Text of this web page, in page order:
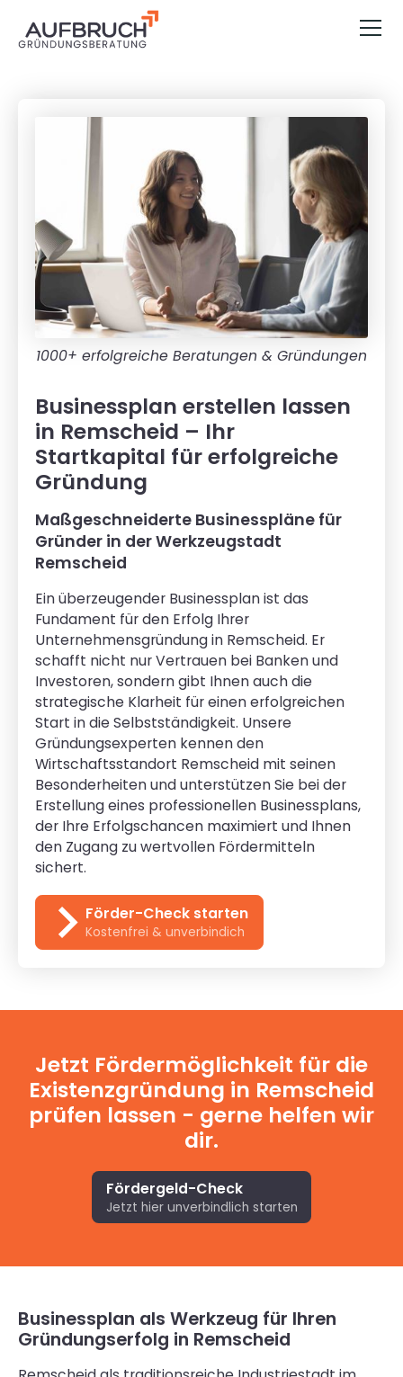
Businessplan erstellen lassen
in Remscheid – Ihr
Startkapital für erfolgreiche
Gründung
Maßgeschneiderte Businesspläne für
Gründer in der Werkzeugstadt
Remscheid
Ein überzeugender Businessplan ist das
Fundament für den Erfolg Ihrer
Unternehmensgründung in Remscheid. Er
schafft nicht nur Vertrauen bei Banken und
Investoren, sondern gibt Ihnen auch die
strategische Klarheit für einen erfolgreichen
Start in die Selbstständigkeit. Unsere
Gründungsexperten kennen den
Wirtschaftsstandort Remscheid mit seinen
Besonderheiten und unterstützen Sie bei der
Erstellung eines professionellen Businessplans,
der Ihre Erfolgschancen maximiert und Ihnen
den Zugang zu wertvollen Fördermitteln
sichert.
Förder-Check starten
Kostenfrei & unverbindich
1000+ erfolgreiche Beratungen & Gründungen
Jetzt Fördermöglichkeit für die
Existenzgründung in Remscheid
prüfen lassen - gerne helfen wir
dir.
Fördergeld-Check
Jetzt hier unverbindlich starten
Businessplan als Werkzeug für Ihren
Gründungserfolg in Remscheid